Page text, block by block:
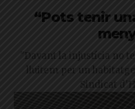
“Pots tenir
"Davant la injustícia no
lluitem per un
Sindicat